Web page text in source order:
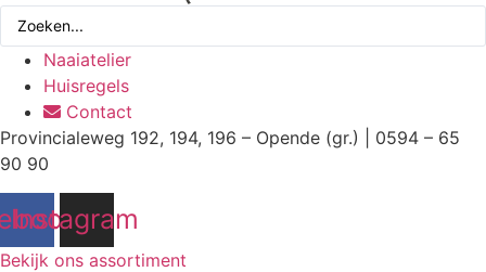
Search
Naaiatelier
Huisregels
Contact
Provincialeweg 192, 194, 196 – Opende (gr.) | 0594 – 65
90 90
Instagram
Bekijk ons assortiment